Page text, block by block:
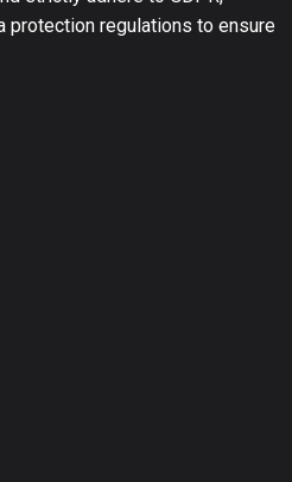
protection regulations to ensure